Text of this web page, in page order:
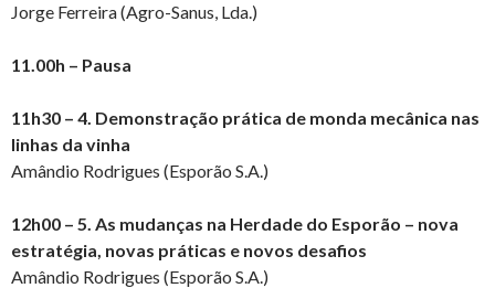
Jorge Ferreira (Agro-Sanus, Lda.)
11.00h – Pausa
11h30 – 4. Demonstração prática de monda mecânica nas
linhas da vinha
Amândio Rodrigues (Esporão S.A.)
12h00 – 5. As mudanças na Herdade do Esporão – nova
estratégia, novas práticas e novos desafios
Amândio Rodrigues (Esporão S.A.)